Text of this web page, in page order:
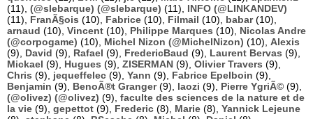
(11), (@slebarque) (@slebarque) (11), INFO (@LINKANDEV)
(11), FranÃ§ois (10), Fabrice (10), Filmail (10), babar(10),
arnaud (10), Vincent (10), Philippe Marques (10), Nicolas Andre
(@corpogame) (10), Michel Nizon (@MichelNizon) (10), Alexis
(9), David (9), Rafael (9), FredericBaud (9), Laurent Bervas (9),
Mickael (9), Hugues (9), ZISERMAN (9), Olivier Travers (9),
Chris (9), jequeffelec (9), Yann (9), Fabrice Epelboin (9),
Benjamin (9), BenoÃ®t Granger(9), laozi (9), Pierre YgriÃ© (9),
(@olivez) (@olivez) (9), faculte des sciences de la nature et de
la vie (9), gepettot (9), Frederic (8), Marie (8), Yannick Lejeune